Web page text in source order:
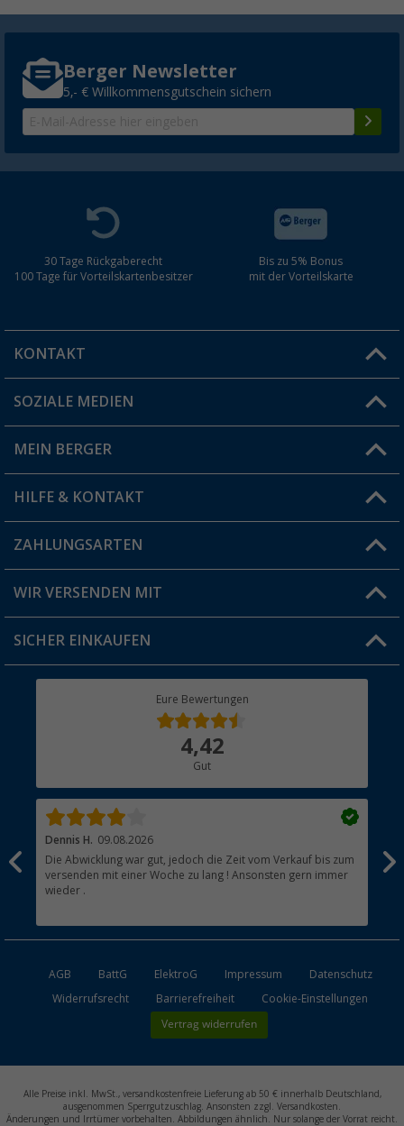
Berger Newsletter
5,- € Willkommensgutschein sichern
30 Tage Rückgaberecht
100 Tage für Vorteilskartenbesitzer
Bis zu 5% Bonus
mit der Vorteilskarte
KONTAKT
Du hast eine Frage?
Filiale finden
SOZIALE MEDIEN
MEIN BERGER
Vorteilskarte
Blog
Jobs & Karriere
HILFE & KONTAKT
FAQ & Kontakt
Versandinformationen
Rücksendung
ZAHLUNGSARTEN
WIR VERSENDEN MIT
SICHER EINKAUFEN
Eure Bewertungen
4,42
Gut
Dennis H. 09.08.2026
Die Abwicklung war gut, jedoch die Zeit vom Verkauf bis zum
versenden mit einer Woche zu lang ! Ansonsten gern immer
wieder .
AGB BattG ElektroG Impressum
Datenschutz
Widerrufsrecht
Barrierefreiheit Cookie-Einstellungen
Vertrag widerrufen
Alle Preise inkl. MwSt., versandkostenfreie Lieferung ab 50 € innerhalb Deutschland,
ausgenommen Sperrgutzuschlag. Ansonsten zzgl. Versandkosten.
Änderungen und Irrtümer vorbehalten. Abbildungen ähnlich. Nur solange der Vorrat reicht.